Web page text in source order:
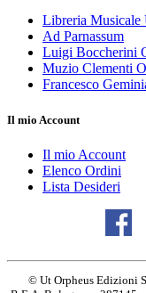
Libreria Musicale
Ad Parnassum
Luigi Boccherini
Muzio Clementi
Francesco
Il mio Account
Il mio Account
Elenco Ordini
Lista Desideri
© Ut Orpheus Edizioni